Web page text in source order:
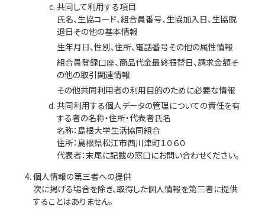
共同して利用する項目
氏名、生協コード、組合員番号、生協加入日、生協脱
退日その他の基本情報
生年月日、性別、住所、電話番号その他の属性情報
組合員登録口座、商品代金最終振替日、請求金額そ
の他の取引関連情報
その他共同利用者の利用目的のために必要な情報
共同利用する個人データの管理についての責任を有
する者の名称・住所・代表者氏名
名称：島根大学生活協同組合
住所：島根県松江市西川津町１０６０
代表者：末尾に記載の窓口にお問い合わせください。
個人情報の第三者への提供
次に掲げる場合を除き、取得した個人情報を第三者に提供
することはありません。